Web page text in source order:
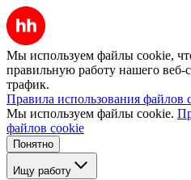
Мы используем файлы cookie,
правильную работу нашего веб-
трафик.
Правила использования файлов
Мы используем файлы cookie.
файлов cookie
Понятно
Ищу работу